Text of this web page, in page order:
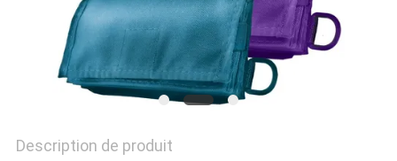
Description de produit